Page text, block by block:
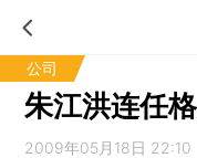
公司
朱江洪连任
2009年05月18日 22:10